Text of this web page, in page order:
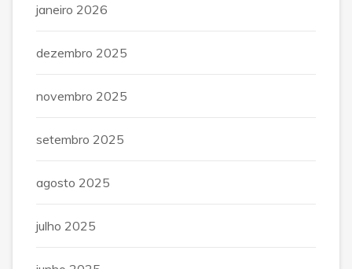
janeiro 2026
dezembro 2025
novembro 2025
setembro 2025
agosto 2025
julho 2025